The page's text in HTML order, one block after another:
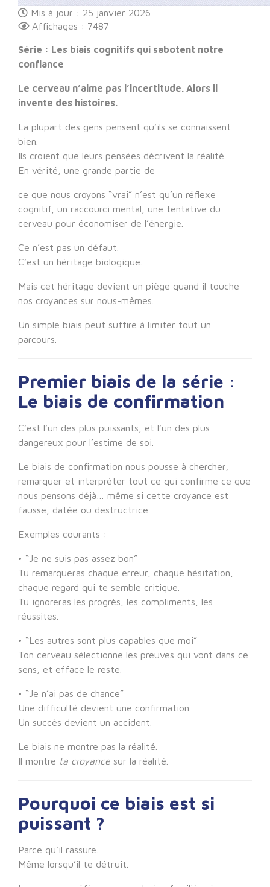
Mis à jour : 25 janvier 2026
Affichages : 7487
Série : Les biais cognitifs qui sabotent notre
confiance
Le cerveau n’aime pas l’incertitude. Alors il
invente des histoires.
La plupart des gens pensent qu’ils se connaissent
bien.
Ils croient que leurs pensées décrivent la réalité.
En vérité, une grande partie de
ce que nous croyons “vrai” n’est qu’un réflexe
cognitif, un raccourci mental, une tentative du
cerveau pour économiser de l’énergie.
Ce n’est pas un défaut.
C’est un héritage biologique.
Mais cet héritage devient un piège quand il touche
nos croyances sur nous-mêmes.
Un simple biais peut suffire à limiter tout un
parcours.
Premier biais de la série :
Le biais de confirmation
C’est l’un des plus puissants, et l’un des plus
dangereux pour l’estime de soi.
Le biais de confirmation nous pousse à chercher,
remarquer et interpréter tout ce qui confirme ce que
nous pensons déjà… même si cette croyance est
fausse, datée ou destructrice.
Exemples courants :
• “Je ne suis pas assez bon”
Tu remarqueras chaque erreur, chaque hésitation,
chaque regard qui te semble critique.
Tu ignoreras les progrès, les compliments, les
réussites.
• “Les autres sont plus capables que moi”
Ton cerveau sélectionne les preuves qui vont dans ce
sens, et efface le reste.
• “Je n’ai pas de chance”
Une difficulté devient une confirmation.
Un succès devient un accident.
Le biais ne montre pas la réalité.
Il montre ta croyance sur la réalité.
Pourquoi ce biais est si
puissant ?
Parce qu’il rassure.
Même lorsqu’il te détruit.